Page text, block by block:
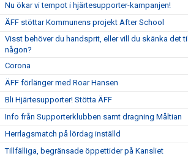
Nu ökar vi tempot i hjärtesupporter-kampanjen!
ÄFF stöttar Kommunens projekt After School
Visst behöver du handsprit, eller vill du skänka det till
någon?
Corona
ÄFF förlänger med Roar Hansen
Bli Hjärtesupporter! Stötta ÄFF
Info från Supporterklubben samt dragning Måltian
Herrlagsmatch på lördag inställd
Tillfälliga, begränsade öppettider på Kansliet